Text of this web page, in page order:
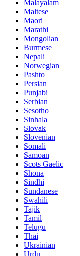
Malayalam
Maltese
Maori
Marathi
Mongolian
Burmese
Nepali
Norwegian
Pashto
Persian
Punjabi
Serbian
Sesotho
Sinhala
Slovak
Slovenian
Somali
Samoan
Scots Gaelic
Shona
Sindhi
Sundanese
Swahili
Tajik
Tamil
Telugu
Thai
Ukrainian
Urdu